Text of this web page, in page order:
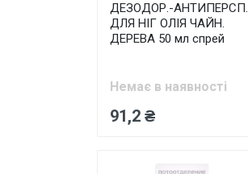
ДЕЗОДОР.-АНТИПЕРСП.
ДЛЯ НІГ ОЛІЯ ЧАЙН.
ДЕРЕВА 50 мл спрей
Немає в наявності
91,2 ₴